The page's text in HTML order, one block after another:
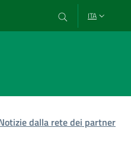
ITA
dalla rete dei partner